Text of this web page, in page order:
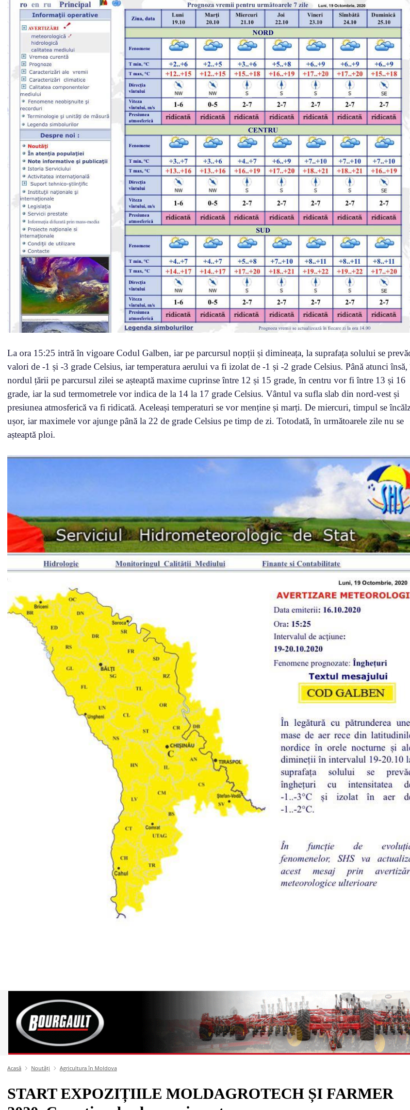
La ora 15:25 intră în vigoare Codul Galben, iar pe parcursul nopții și dimineața, la suprafața solului se
valori de -1 și -3 grade Celsius, iar temperatura aerului va fi izolat de -1 și -2 grade Celsius. Până atunci însă,
nordul țării pe parcursul zilei se așteaptă maxime cuprinse între 12 și 15 grade, în centru vor fi între 13 și 16
grade, iar la sud termometrele vor indica de la 14 la 17 grade Celsius. Vântul va sufla slab din nord-vest și
presiunea atmosferică va fi ridicată. Aceleași temperaturi se vor menține și marți. De miercuri, timpul se
ușor, iar maximele vor ajunge până la 22 de grade Celsius pe timp de zi. Totodată, în următoarele zile nu se
așteaptă ploi.
Acasă Noutăți Agricultura în Moldova
START EXPOZIȚIILE MOLDAGROTECH ȘI FARMER